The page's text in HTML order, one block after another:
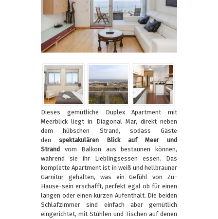
Dieses gemütliche Duplex Apartment mit
Meerblick liegt in Diagonal Mar, direkt neben
dem hübschen Strand, sodass Gäste
den spektakulären Blick auf Meer und
Strand vom Balkon aus bestaunen können,
während sie ihr Lieblingsessen essen. Das
komplette Apartment ist in weiß und hellbrauner
Garnitur gehalten, was ein Gefühl von Zu-
Hause-sein erschafft, perfekt egal ob für einen
langen oder einen kurzen Aufenthalt. Die beiden
Schlafzimmer sind einfach aber gemütlich
eingerichtet, mit Stühlen und Tischen auf denen